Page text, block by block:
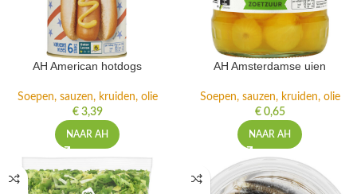
AH American hotdogs
Soepen, sauzen, kruiden, olie
€3,39
NAAR AH
AH Amsterdamse uien
Soepen, sauzen, kruiden, olie
€0,65
NAAR AH